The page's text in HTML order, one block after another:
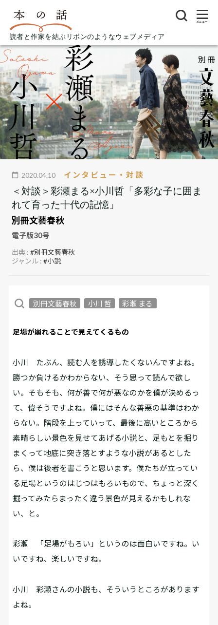
読者と作家を結ぶリボンのようなウェブメディア
メニュー
2020.04.10 インタビュー・対談
＜対談＞彩瀬まる×小川哲「多彩な子に囲ま
れて育った十代の記憶」
別冊文藝春秋
電子版30号
出典 :#別冊文藝春秋
ジャンル :#小説
別冊文藝春秋 小川 哲 彩瀬 まる
足場が崩れることで見えてくるもの
小川 たぶん、読む人を誘導したくないんですよね。
勝つか負けるかわからない、そう思って読んで欲し
い。そもそも、何が善で何が悪なのかを僕が決めるっ
て、偉そうですよね。僕にはそんな善悪の基準はわか
らない。階段を上っていって、最後に高いところから
素晴らしい景色を見せてあげる小説と、足もとを掘り
まくって地底に突き落とすような小説があるとした
ら、僕は後者を書こうと思います。僕たちが立ってい
る足場というのはじつはもろいもので、ちょっと深く
掘ってみたらまったく違う景色が見えるかもしれな
い、と。
彩瀬 「足場がもろい」というのは面白いですね。い
いですね、楽しいですね。
小川 彩瀬さんの小説も、そういうところがあります
よね。